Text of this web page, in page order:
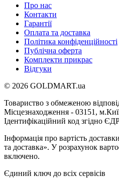
Про нас
Контакти
Гарантії
Оплата та доставка
Політика конфіденційності
Публічна оферта
Комплекти прикрас
Відгуки
© 2026 GOLDMART.ua
Товариство з обмеженою
Місцезнаходження - 03151,
Ідентифікаційний код згідно
Інформація про вартість
та доставка». У розрахунок
включено.
Єдиний ключ до всіх сервісів